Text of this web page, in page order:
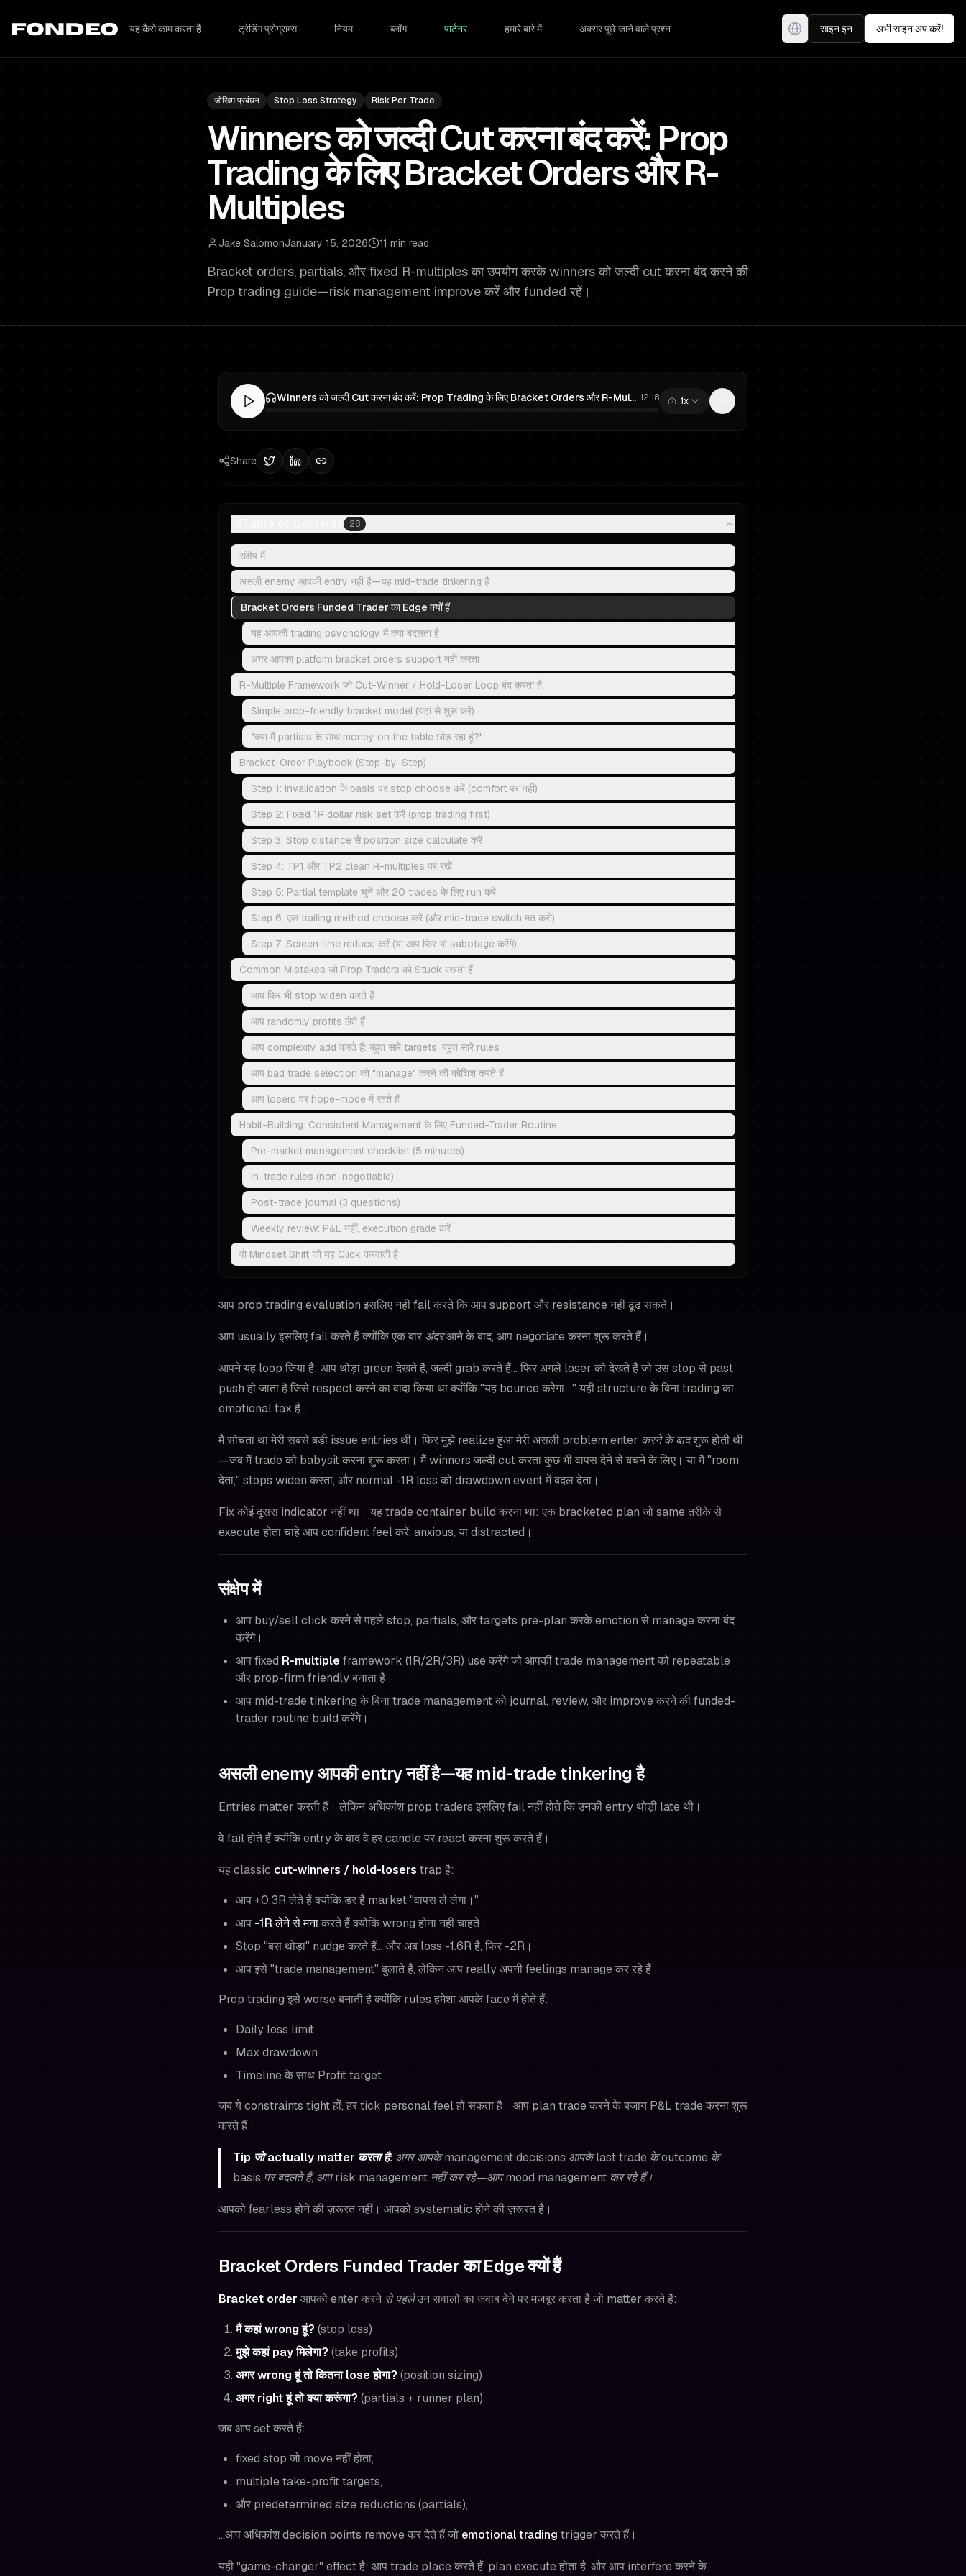
यह कैसे काम करता है ट्रेडिंग प्रोग्राम्स नियम ब्लॉग पार्टनर हमारे बारे में अक्सर पूछे जाने वाले प्रश्न साइन इन अभी साइन अप करें!
जोखिम प्रबंधन Stop Loss Strategy Risk Per Trade
Winners को जल्दी Cut करना बंद करें: Prop
Trading के लिए Bracket Orders और R-
Multiples
Jake SalomonJanuary 15, 2026 11 min read
Bracket orders, partials, और fixed R-multiples का उपयोग करके winners को जल्दी cut करना बंद करने की
Prop trading guide—risk management improve करें और funded रहें।
Winners को जल्दी Cut करना बंद करें: Prop Trading के लिए Bracket Orders और R-Multiples·12:18 1x
Share
28
संक्षेप में
असली enemy आपकी entry नहीं है—यह mid-trade tinkering है
Bracket Orders Funded Trader का Edge क्यों हैं
यह आपकी trading psychology में क्या बदलता है
अगर आपका platform bracket orders support नहीं करता
R-Multiple Framework जो Cut-Winner / Hold-Loser Loop बंद करता है
Simple prop-friendly bracket model (यहां से शुरू करें)
"क्या मैं partials के साथ money on the table छोड़ रहा हूं?"
Bracket-Order Playbook (Step-by-Step)
Step 1: Invalidation के basis पर stop choose करें (comfort पर नहीं)
Step 2: Fixed 1R dollar risk set करें (prop trading first)
Step 3: Stop distance से position size calculate करें
Step 4: TP1 और TP2 clean R-multiples पर रखें
Step 5: Partial template चुनें और 20 trades के लिए run करें
Step 6: एक trailing method choose करें (और mid-trade switch मत करो)
Step 7: Screen time reduce करें (या आप फिर भी sabotage करेंगे)
Common Mistakes जो Prop Traders को Stuck रखती हैं
आप फिर भी stop widen करते हैं
आप randomly profits लेते हैं
आप complexity add करते हैं: बहुत सारे targets, बहुत सारे rules
आप bad trade selection को "manage" करने की कोशिश करते हैं
आप losers पर hope-mode में रहते हैं
Habit-Building: Consistent Management के लिए Funded-Trader Routine
Pre-market management checklist (5 minutes)
In-trade rules (non-negotiable)
Post-trade journal (3 questions)
Weekly review: P&L नहीं, execution grade करें
वो Mindset Shift जो यह Click करवाती है
आप prop trading evaluation इसलिए नहीं fail करते कि आप support और resistance नहीं ढूंढ सकते।
आप usually इसलिए fail करते हैं क्योंकि एक बार अंदरआने के बाद, आप negotiate करना शुरू करते हैं।
आपने यह loop जिया है: आप थोड़ा green देखते हैं, जल्दी grab करते हैं… फिर अगले loser को देखते हैं जो उस stop से past
push हो जाता है जिसे respect करने का वादा किया था क्योंकि "यह bounce करेगा।" यही structure के बिना trading का
emotional tax है।
मैं सोचता था मेरी सबसे बड़ी issue entries थी। फिर मुझे realize हुआ मेरी असली problem enter करने के बादशुरू होती थी
—जब मैं trade को babysit करना शुरू करता। मैं winners जल्दी cut करता कुछ भी वापस देने से बचने के लिए। या मैं "room
देता," stops widen करता, और normal -1R loss को drawdown event में बदल देता।
Fix कोई दूसरा indicator नहीं था। यह tradecontainer build करना था: एक bracketed plan जो same तरीके से
execute होता चाहे आप confident feel करें, anxious, या distracted।
संक्षेप में
आप buy/sell click करने से पहले stop, partials, और targets pre-plan करके emotion से manage करना बंद
करेंगे।
आप fixed R-multipleframework (1R/2R/3R) use करेंगे जो आपकी trade management को repeatable
और prop-firm friendly बनाता है।
आप mid-trade tinkering के बिना trade management को journal, review, और improve करने की funded-
trader routine build करेंगे।
असली enemy आपकी entry नहीं है—यह mid-trade tinkering है
Entries matter करती हैं। लेकिन अधिकांश prop traders इसलिए fail नहीं होते कि उनकी entry थोड़ी late थी।
वे fail होते हैं क्योंकि entry के बाद वे हर candle पर react करना शुरू करते हैं।
यह classic cut-winners / hold-losers trap है:
आप +0.3R लेते हैं क्योंकि डर है market "वापस ले लेगा।"
आप -1R लेने से मनाकरते हैं क्योंकि wrong होना नहीं चाहते।
Stop "बस थोड़ा" nudge करते हैं… और अब loss -1.6R है, फिर -2R।
आप इसे "trade management" बुलाते हैं, लेकिन आप really अपनी feelings manage कर रहे हैं।
Prop trading इसे worse बनाती है क्योंकि rules हमेशा आपके face में होते हैं:
Daily loss limit
Max drawdown
Timeline के साथ Profit target
जब ये constraints tight हों, हर tick personal feel हो सकता है। आप plan trade करने के बजाय P&L trade करना शुरू
करते हैं।
Tip जो actually matter करता है: अगर आपके management decisions आपके last trade के outcome के
basis पर बदलते हैं, आप risk management नहीं कर रहे—आप mood management कर रहे हैं।
आपको fearless होने की ज़रूरत नहीं। आपको systematic होने की ज़रूरत है।
Bracket Orders Funded Trader का Edge क्यों हैं
Bracket orderआपको enter करने से पहलेउन सवालों का जवाब देने पर मजबूर करता है जो matter करते हैं:
मैं कहां wrong हूं? (stop loss)
मुझे कहां pay मिलेगा? (take profits)
अगर wrong हूं तो कितना lose होगा? (position sizing)
अगर right हूं तो क्या करूंगा? (partials + runner plan)
जब आप set करते हैं:
fixed stop जो move नहीं होता,
multiple take-profit targets,
और predetermined size reductions (partials),
…आप अधिकांश decision points remove कर देते हैं जोemotional trading trigger करते हैं।
यही "game-changer" effect है: आप trade place करते हैं, plan execute होता है, और आप interfere करने के